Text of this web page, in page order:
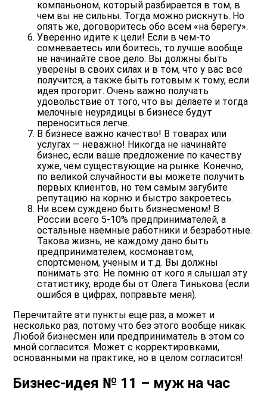
компаньоном, который разбирается в том, в
чем вы не сильны. Тогда можно рискнуть. Но
опять же, договоритесь обо всем «на берегу».
Уверенно идите к цели! Если в чем-то
сомневаетесь или боитесь, то лучше вообще
не начинайте свое дело. Вы должны быть
уверены в своих силах и в том, что у вас все
получится, а также быть готовым к тому, если
идея прогорит. Очень важно получать
удовольствие от того, что вы делаете и тогда
мелочные неурядицы в бизнесе будут
переноситься легче.
В бизнесе важно качество! В товарах или
услугах — неважно! Никогда не начинайте
бизнес, если ваше предложение по качеству
хуже, чем существующие на рынке. Конечно,
по великой случайности вы можете получить
первых клиентов, но тем самым загубите
репутацию на корню и быстро закроетесь.
Ни всем суждено быть бизнесменом! В
России всего 5-10% предпринимателей, а
остальные наемные работники и безработные.
Такова жизнь, не каждому дано быть
предпринимателем, космонавтом,
спортсменом, ученым и т.д. Вы должны
понимать это. Не помню от кого я слышал эту
статистику, вроде бы от Олега Тинькова (если
ошибся в цифрах, поправьте меня).
Перечитайте эти пункты еще раз, а может и
несколько раз, потому что без этого вообще никак.
Любой бизнесмен или предприниматель в этом со
мной согласится. Может с корректировками,
основанными на практике, но в целом согласится!
Бизнес-идея № 11 – муж на час